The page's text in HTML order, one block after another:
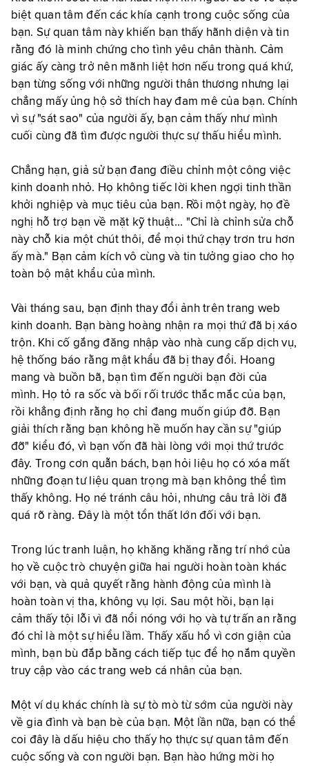
biệt quan tâm đến các khía cạnh trong cuộc sống của
bạn. Sự quan tâm này khiến bạn thấy hãnh diện và tin
rằng đó là minh chứng cho tình yêu chân thành. Cảm
giác ấy càng trở nên mãnh liệt hơn nếu trong quá khứ,
bạn từng sống với những người thân thương nhưng lại
chẳng mấy ủng hộ sở thích hay đam mê của bạn. Chính
vì sự "sát sao" của người ấy, bạn cảm thấy như mình
cuối cùng đã tìm được người thực sự thấu hiểu mình.
Chẳng hạn, giả sử bạn đang điều chỉnh một công việc
kinh doanh nhỏ. Họ không tiếc lời khen ngợi tinh thần
khởi nghiệp và mục tiêu của bạn. Rồi một ngày, họ đề
nghị hỗ trợ bạn về mặt kỹ thuật... "Chỉ là chỉnh sửa chỗ
này chỗ kia một chút thôi, để mọi thứ chạy trơn tru hơn
ấy mà." Bạn cảm kích vô cùng và tin tưởng giao cho họ
toàn bộ mật khẩu của mình.
Vài tháng sau, bạn định thay đổi ảnh trên trang web
kinh doanh. Bạn bàng hoàng nhận ra mọi thứ đã bị xáo
trộn. Khi cố gắng đăng nhập vào nhà cung cấp dịch vụ,
hệ thống báo rằng mật khẩu đã bị thay đổi. Hoang
mang và buồn bã, bạn tìm đến người bạn đời của
mình. Họ tỏ ra sốc và bối rối trước thắc mắc của bạn,
rồi khẳng định rằng họ chỉ đang muốn giúp đỡ. Bạn
giải thích rằng bạn không hề muốn hay cần sự "giúp
đỡ" kiểu đó, vì bạn vốn đã hài lòng với mọi thứ trước
đây. Trong cơn quẫn bách, bạn hỏi liệu họ có xóa mất
những đoạn tư liệu quan trọng mà bạn không thể tìm
thấy không. Họ né tránh câu hỏi, nhưng câu trả lời đã
quá rõ ràng. Đây là một tổn thất lớn đối với bạn.
Trong lúc tranh luận, họ khăng khăng rằng trí nhớ của
họ về cuộc trò chuyện giữa hai người hoàn toàn khác
với bạn, và quả quyết rằng hành động của mình là
hoàn toàn vị tha, không vụ lợi. Sau một hồi, bạn lại
cảm thấy tội lỗi vì đã nổi nóng với họ và tự trấn an rằng
đó chỉ là một sự hiểu lầm. Thấy xấu hổ vì cơn giận của
mình, bạn bù đắp bằng cách tiếp tục để họ nắm quyền
truy cập vào các trang web cá nhân của bạn.
Một ví dụ khác chính là sự tò mò từ sớm của người này
về gia đình và bạn bè của bạn. Một lần nữa, bạn có thể
coi đây là dấu hiệu cho thấy họ thực sự quan tâm đến
cuộc sống và con người bạn. Bạn hào hứng mời họ